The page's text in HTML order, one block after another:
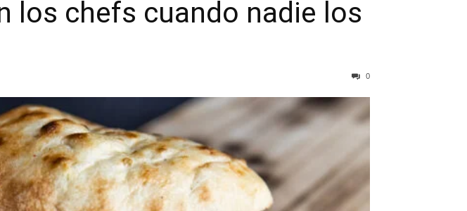
los chefs cuando nadie los
0